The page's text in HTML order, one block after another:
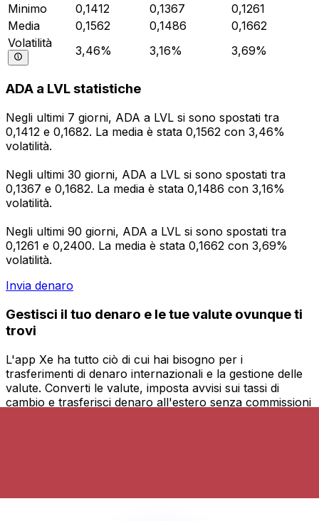
Minimo
0,1412 0,1367
0,1261
Media
0,1562 0,1486
0,1662
Volatilità
3,46% 3,16% 3,69%
ADA a LVL statistiche
Negli ultimi 7 giorni, ADA a LVL si sono spostati tra
0,1412 e 0,1682. La media è stata 0,1562 con 3,46%
volatilità.
Negli ultimi 30 giorni, ADA a LVL si sono spostati tra
0,1367 e 0,1682. La media è stata 0,1486 con 3,16%
volatilità.
Negli ultimi 90 giorni, ADA a LVL si sono spostati tra
0,1261 e 0,2400. La media è stata 0,1662 con 3,69%
volatilità.
Invia denaro
Gestisci il tuo denaro e le tue valute ovunque ti
trovi
L'app Xe ha tutto ciò di cui hai bisogno per i
trasferimenti di denaro internazionali e la gestione delle
valute. Converti le valute, imposta avvisi sui tassi di
cambio e trasferisci denaro all'estero senza commissioni